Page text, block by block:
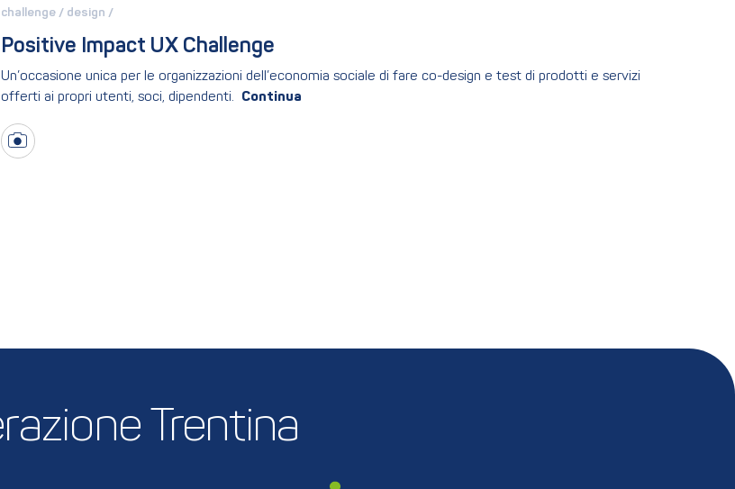
challenge / design /
Positive Impact UX Challenge
Un’occasione unica per le organizzazioni dell’economia sociale di fare co-design e test di prodotti e servizi
offerti ai propri utenti, soci, dipendenti.
Trentina